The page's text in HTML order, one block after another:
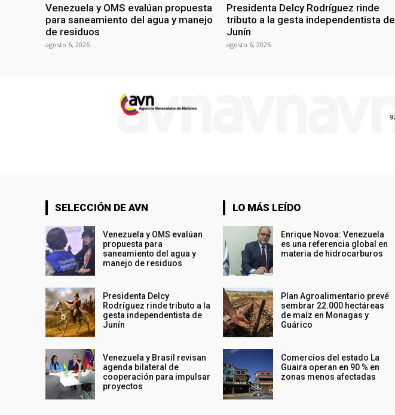
Venezuela y OMS evalúan propuesta
para saneamiento del agua y manejo
de residuos
agosto 6, 2026
Presidenta Delcy Rodríguez rinde
tributo a la gesta independentista de
Junín
agosto 6, 2026
SELECCIÓN DE AVN
Venezuela y OMS evalúan
propuesta para
saneamiento del agua y
manejo de residuos
Presidenta Delcy
Rodríguez rinde tributo a la
gesta independentista de
Junín
Venezuela y Brasil revisan
agenda bilateral de
cooperación para impulsar
proyectos
LO MÁS LEÍDO
Enrique Novoa: Venezuela
es una referencia global en
materia de hidrocarburos
Plan Agroalimentario prevé
sembrar 22.000 hectáreas
de maíz en Monagas y
Guárico
Comercios del estado La
Guaira operan en 90 % en
zonas menos afectadas